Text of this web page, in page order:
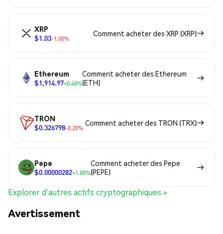
XRP
$1.03-1.00%
Comment acheter des XRP (XRP)
Ethereum
$1,914.97+0.40%
Comment acheter des Ethereum
(ETH)
TRON
$0.326798-0.20%
Comment acheter des TRON (TRX)
Pepe
$0.00000282+1.00%
Comment acheter des Pepe
(PEPE)
Explorer d'autres actifs cryptographiques >
Avertissement